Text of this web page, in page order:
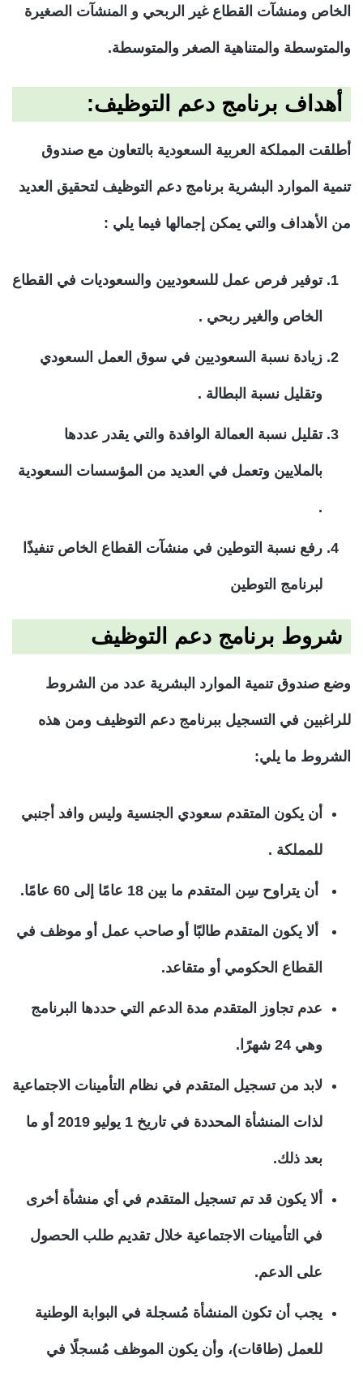
الخاص ومنشآت القطاع غير الربحي و المنشآت الصغيرة
والمتوسطة والمتناهية الصغر والمتوسطة.
أهداف برنامج دعم التوظيف:
أطلقت المملكة العربية السعودية بالتعاون مع صندوق
تنمية الموارد البشرية برنامج دعم التوظيف لتحقيق العديد
من الأهداف والتي يمكن إجمالها فيما يلي :
توفير فرص عمل للسعوديين والسعوديات في القطاع
الخاص والغير ربحي .
زيادة نسبة السعوديين في سوق العمل السعودي
وتقليل نسبة البطالة .
تقليل نسبة العمالة الوافدة والتي يقدر عددها
بالملايين وتعمل في العديد من المؤسسات السعودية
.
رفع نسبة التوطين في منشآت القطاع الخاص تنفيذًا
لبرنامج التوطين
شروط برنامج دعم التوظيف
وضع صندوق تنمية الموارد البشرية عدد من الشروط
للراغبين في التسجيل ببرنامج دعم التوظيف ومن هذه
الشروط ما يلي:
أن يكون المتقدم سعودي الجنسية وليس وافد أجنبي
للمملكة .
أن يتراوح سِن المتقدم ما بين 18 عامًا إلى 60 عامًا.
ألا يكون المتقدم طالبًا أو صاحب عمل أو موظف في
القطاع الحكومي أو متقاعد.
عدم تجاوز المتقدم مدة الدعم التي حددها البرنامج
وهي 24 شهرًا.
لابد من تسجيل المتقدم في نظام التأمينات الاجتماعية
لذات المنشأة المحددة في تاريخ 1 يوليو 2019 أو ما
بعد ذلك.
ألا يكون قد تم تسجيل المتقدم في أي منشأة أخرى
في التأمينات الاجتماعية خلال تقديم طلب الحصول
على الدعم.
يجب أن تكون المنشأة مُسجلة في البوابة الوطنية
للعمل (طاقات)، وأن يكون الموظف مُسجلًا في